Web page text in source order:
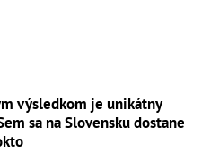
výsledkom je unikátny
sa na Slovensku dostane